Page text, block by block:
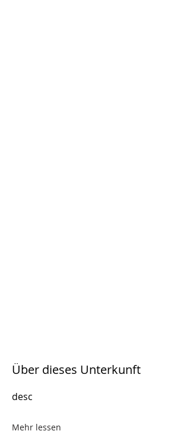
Über dieses Unterkunft
desc
Mehr lessen